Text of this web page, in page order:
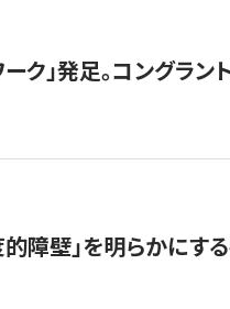
ク」発足。コングラ
的障壁」を明らかにす